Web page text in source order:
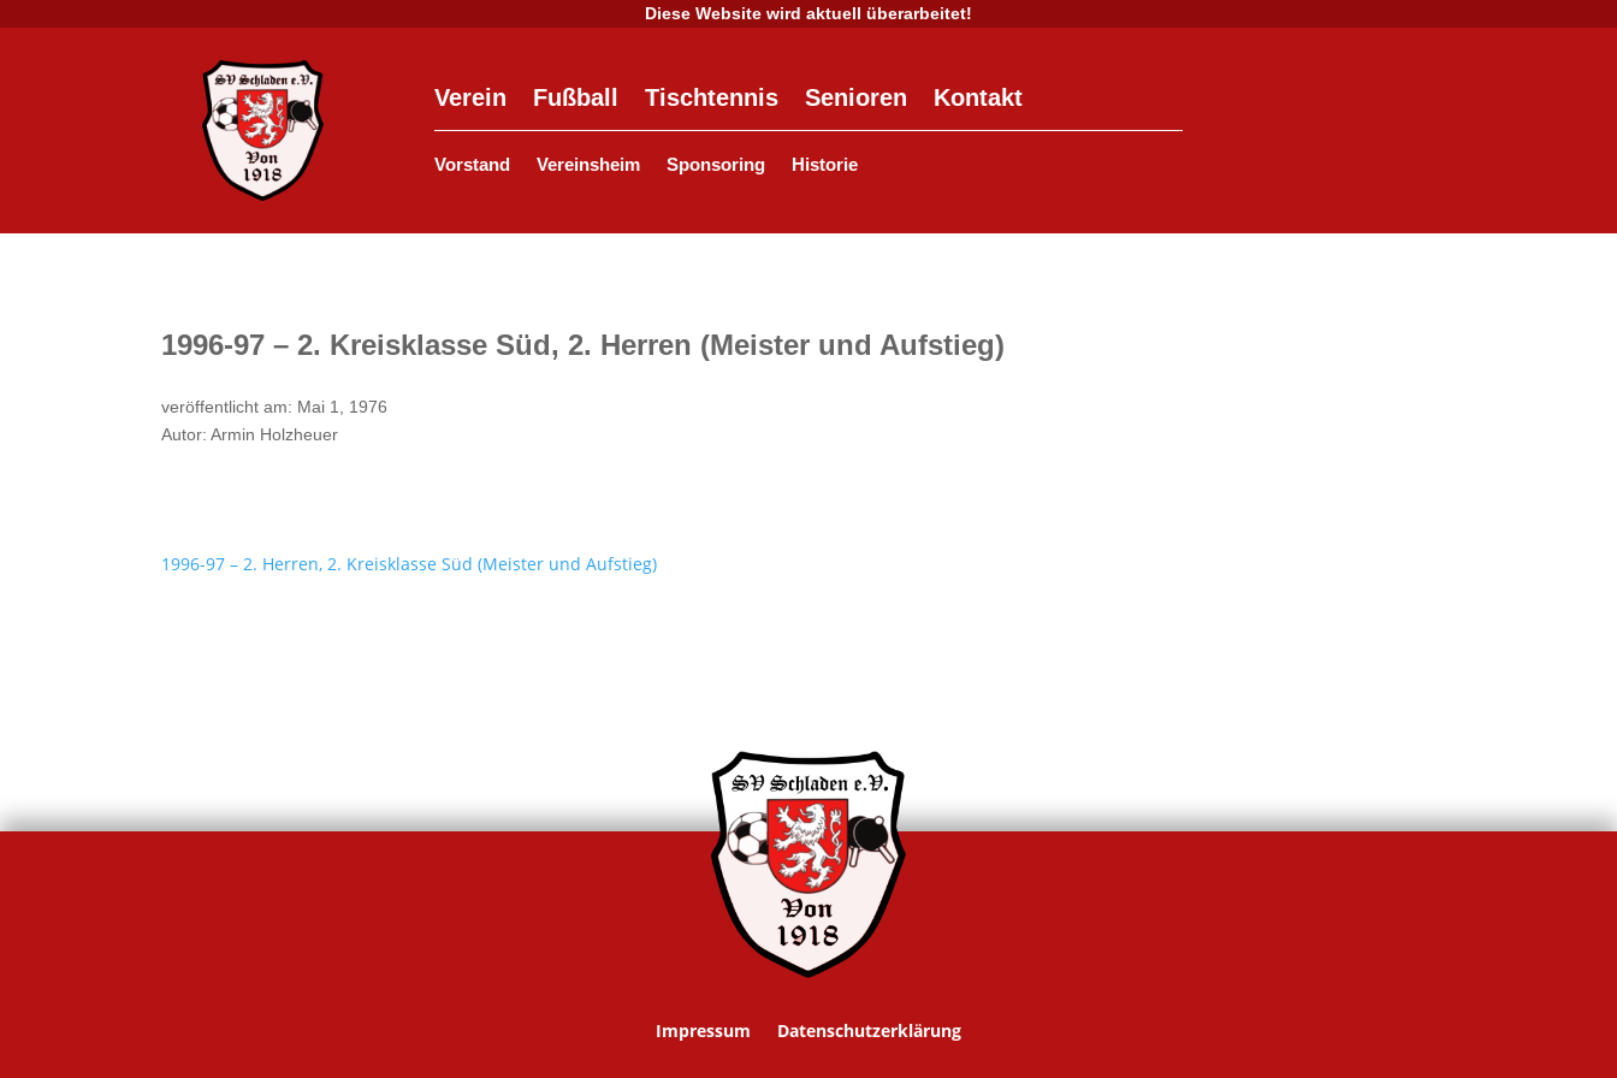
Diese Website wird aktuell überarbeitet!
Verein Fußball Tischtennis Senioren Kontakt
Vorstand Vereinsheim Sponsoring Historie
1996-97 – 2. Kreisklasse Süd, 2. Herren (Meister und Aufstieg)
veröffentlicht am: Mai 1, 1976
Autor: Armin Holzheuer
1996-97 – 2. Herren, 2. Kreisklasse Süd (Meister und Aufstieg)
Impressum Datenschutzerklärung